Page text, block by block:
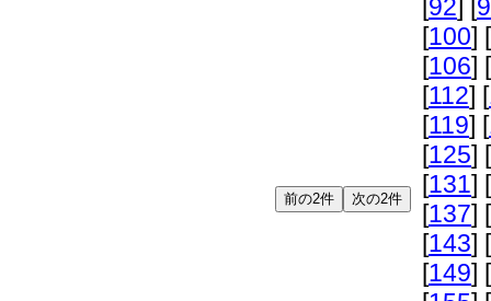
[92] [
[100] [
[106] [
[112] [
[119] [
[125] [
[131] [
[137] [
[143] [
[149] [